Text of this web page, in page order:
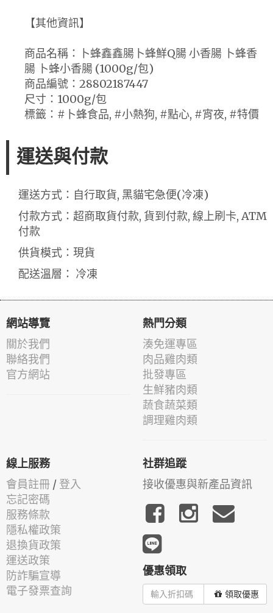
【其他資訊】
商品名稱：卜蜂鑫鑫腸卜蜂鮮Q腸 小香腸 卜蜂香
腸 卜蜂小香腸 (1000g/包)
商品編號：28802187447
尺寸：1000g/包
標籤：#卜蜂食品, #小熱狗, #點心, #宵夜, #特價
運送與付款
運送方式：自行取貨, 黑貓宅急便(冷凍)
付款方式：超商取貨付款, 貨到付款, 線上刷卡, ATM
付款
供貨模式：現貨
配送溫層： 冷凍
網站導覽
關於我們
聯絡我們
官方網站
熱門分類
湊免運專區
肉品雞肉類
批發專區
生鮮豬肉類
蔬食蔬菜類
調理雞肉類
線上服務
會員註冊 / 登入
忘記密碼
服務條款
隱私權政策
退換貨政策
運送政策
防詐騙宣導
電子發票查詢
社群追蹤
接收優惠與新產品資訊
優惠領取
領取優惠